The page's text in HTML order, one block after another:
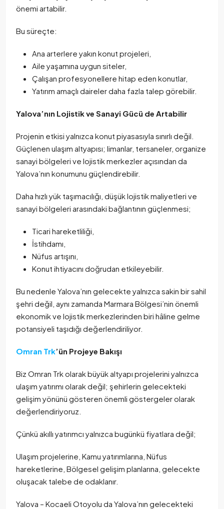
önemi artabilir.
Bu süreçte:
Ana arterlere yakın konut projeleri,
Aile yaşamına uygun siteler,
Çalışan profesyonellere hitap eden konutlar,
Yatırım amaçlı daireler daha fazla talep görebilir.
Yalova’nın Lojistik ve Sanayi Gücü de Artabilir
Projenin etkisi yalnızca konut piyasasıyla sınırlı değil.
Güçlenen ulaşım altyapısı; limanlar, tersaneler, organize
sanayi bölgeleri ve lojistik merkezler açısından da
Yalova’nın konumunu güçlendirebilir.
Daha hızlı yük taşımacılığı, düşük lojistik maliyetleri ve
sanayi bölgeleri arasındaki bağlantının güçlenmesi;
Ticari hareketliliği,
İstihdamı,
Nüfus artışını,
Konut ihtiyacını doğrudan etkileyebilir.
Bu nedenle Yalova’nın gelecekte yalnızca sakin bir sahil
şehri değil, aynı zamanda Marmara Bölgesi’nin önemli
ekonomik ve lojistik merkezlerinden biri hâline gelme
potansiyeli taşıdığı değerlendiriliyor.
Omran Trk’ün Projeye Bakışı
Biz Omran Trk olarak büyük altyapı projelerini yalnızca
ulaşım yatırımı olarak değil; şehirlerin gelecekteki
gelişim yönünü gösteren önemli göstergeler olarak
değerlendiriyoruz.
Çünkü akıllı yatırımcı yalnızca bugünkü fiyatlara değil;
Ulaşım projelerine, Kamu yatırımlarına, Nüfus
hareketlerine, Bölgesel gelişim planlarına, gelecekte
oluşacak talebe de odaklanır.
Yalova – Kocaeli Otoyolu da Yalova’nın gelecekteki